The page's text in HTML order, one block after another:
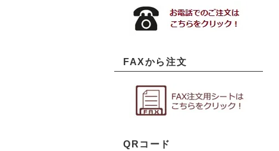
FAXから注文
QRコード